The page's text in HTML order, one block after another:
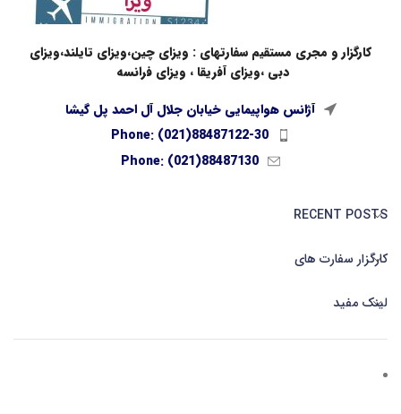
کارگزار و مجری مستقیم سفارتهای : ویزای چین،ویزای تایلند،ویزای
دبی ،ویزای آفریقا ، ویزای فرانسه
آژانس هواپیمایی خیابان جلال آل احمد پل گیشا
Phone: (021)88487122-30
Phone: (021)88487130
RECENT POSTS
کارگزار سفارت های
لینک مفید